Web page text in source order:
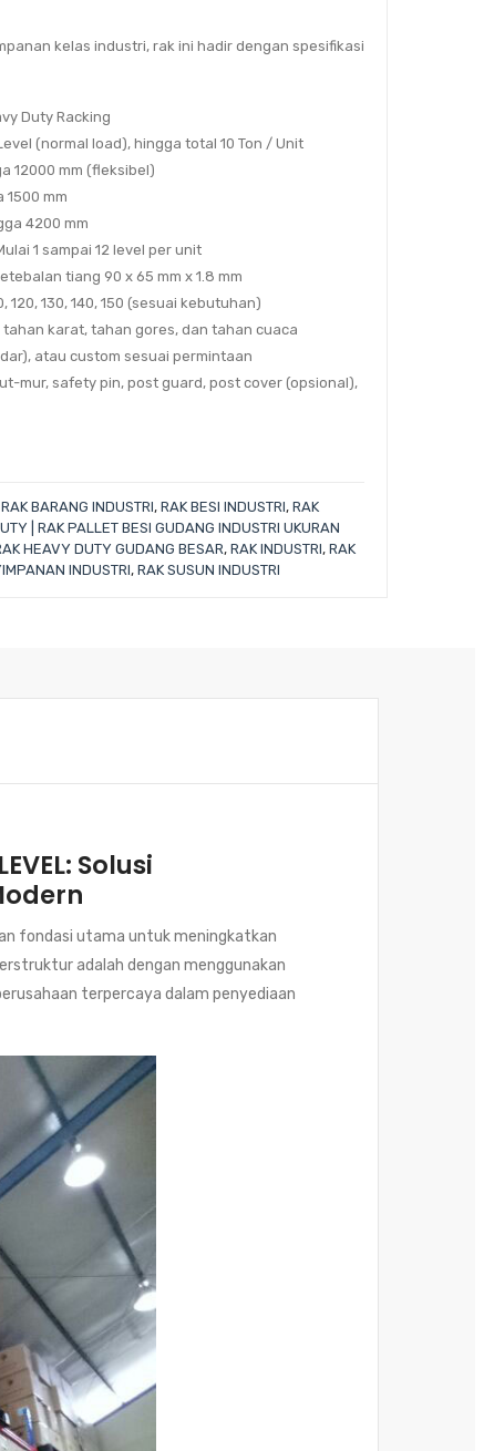
kelas industri, rak ini hadir dengan spesifikasi
Duty Racking
(normal load), hingga total 10 Ton / Unit
12000 mm (fleksibel)
1500 mm
4200 mm
1 sampai 12 level per unit
tiang 90 x 65 mm x 1.8 mm
120, 130, 140, 150 (sesuai kebutuhan)
karat, tahan gores, dan tahan cuaca
atau custom sesuai permintaan
mur, safety pin, post guard, post cover (opsional),
RAK BARANG INDUSTRI, RAK BESI INDUSTRI, RAK
| RAK PALLET BESI GUDANG INDUSTRI UKURAN
HEAVY DUTY GUDANG BESAR, RAK INDUSTRI, RAK
INDUSTRI, RAK SUSUN INDUSTRI
Solusi
fondasi utama untuk meningkatkan
adalah dengan menggunakan
terpercaya dalam penyediaan